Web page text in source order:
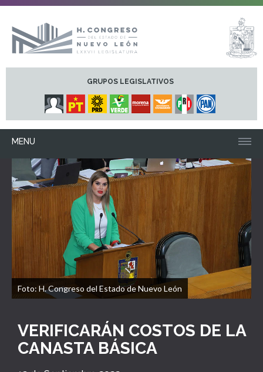
GRUPOS LEGISLATIVOS
MENU
Foto: H. Congreso del Estado de Nuevo León
VERIFICARÁN COSTOS DE LA
CANASTA BÁSICA